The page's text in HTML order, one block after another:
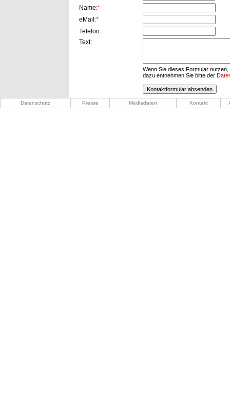
Name:*
eMail:*
Telefon:
Text:
Wenn Sie dieses Formular
dazu entnehmen Sie bitte der
Datenschutz Presse Mediadaten Kontakt